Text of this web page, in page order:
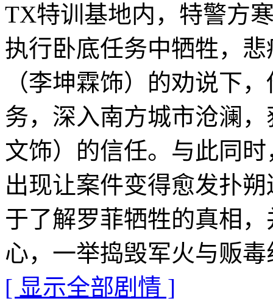
TX特训基地内，特警方
执行卧底任务中牺牲，
（李坤霖饰）的劝说下
务，深入南方城市沧澜
文饰）的信任。与此同
出现让案件变得愈发扑
于了解罗菲牺牲的真相
心，一举捣毁军火与贩毒
[ 显示全部剧情 ]